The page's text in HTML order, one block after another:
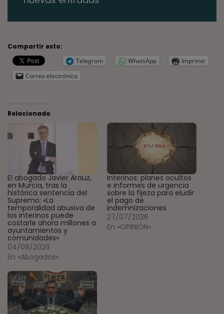
Compartir esto:
Telegram
WhatsApp
Imprimir
Correo electrónico
Relacionado
El abogado Javier Arauz,
en Murcia, tras la
histórica sentencia del
Supremo: «La
temporalidad abusiva de
los interinos puede
costarle ahora millones a
ayuntamientos y
comunidades»
04/08/2026
En «Abogados»
Interinos: planes ocultos
e informes de urgencia
sobre la fijeza para eludir
el pago de
indemnizaciones
27/07/2026
En «OPINIÓN»